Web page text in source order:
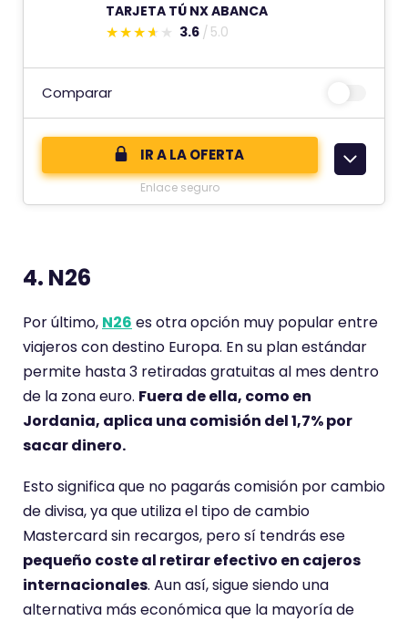
n
u
a
c
ó
TARJETA TÚ NX ABANCA
E
s
t
e
c
r
o
e
u
n
a
p
u
3.6 5.0
Comparar
IR A LA OFERTA
Enlace seguro
4. N26
Por último, N26 es otra opción muy popular entre
viajeros con destino Europa. En su plan estándar
permite hasta 3 retiradas gratuitas al mes dentro
de la zona euro. Fuera de ella, como en
Jordania, aplica una comisión del 1,7% por
sacar dinero.
Esto significa que no pagarás comisión por cambio
de divisa, ya que utiliza el tipo de cambio
Mastercard sin recargos, pero sí tendrás ese
pequeño coste al retirar efectivo en cajeros
internacionales. Aun así, sigue siendo una
alternativa más económica que la mayoría de